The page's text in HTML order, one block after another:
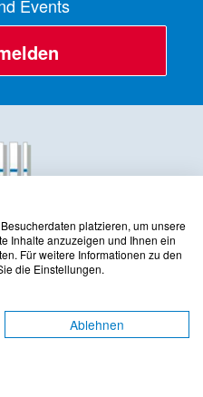
Events
platzieren, um unsere
Inhalte anzuzeigen und Ihnen ein
Für weitere Informationen zu den
die Einstellungen.
Ablehnen